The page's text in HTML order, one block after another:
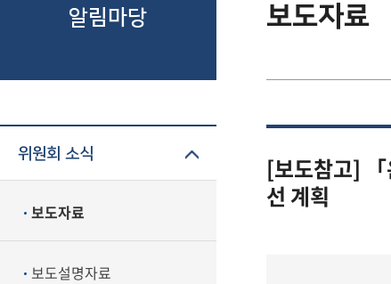
알림마당
위원회 소식
보도자료
보도설명자료
보도자료
[보도참고]
선 계획